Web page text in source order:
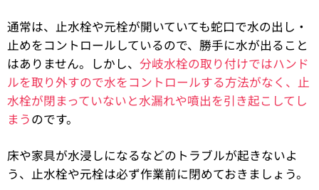
通常は、止水栓や元栓が開いていても蛇口で水の出し・
止めをコントロールしているので、勝手に水が出ること
はありません。しかし、 分岐水栓の取り付けではハンド
ルを取り外すので水をコントロールする方法がなく、止
水栓が閉まっていないと水漏れや噴出を引き起こしてし
まうのです。
床や家具が水浸しになるなどのトラブルが起きないよ
う、止水栓や元栓は必ず作業前に閉めておきましょう。